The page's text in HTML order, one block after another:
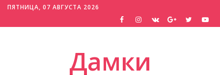
ПЯТНИЦА, 07 АВГУСТА 2026
Дамки